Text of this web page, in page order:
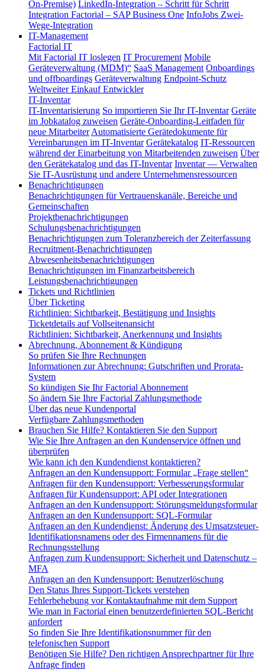
On-Premise) LinkedIn-Integration – Schritt für Schritt
Integration Factorial – SAP Business One InfoJobs Zwei-
Wege-Integration
IT-Management
Factorial IT
Mit Factorial IT loslegen IT Procurement Mobile
Geräteverwaltung (MDM)“ SaaS Management Onboardings
und offboardings Geräteverwaltung Endpoint-Schutz
Weltweiter EinkaufEntwickler
IT-Inventar
IT-Inventarisierung So importieren Sie Ihr IT-Inventar Geräte
im Jobkatalog zuweisen Geräte-Onboarding-Leitfaden für
neue Mitarbeiter Automatisierte Gerätedokumente für
Vereinbarungen im IT-Inventar Gerätekatalog IT-Ressourcen
während der Einarbeitung von Mitarbeitenden zuweisen Über
den Gerätekatalog und das IT-Inventar Inventar — Verwalten
Sie IT-Ausrüstung und andere Unternehmensressourcen
Benachrichtigungen
Benachrichtigungen für Vertrauenskanäle, Bereiche und
Gemeinschaften
Projektbenachrichtigungen
Schulungsbenachrichtigungen
Benachrichtigungen zum Toleranzbereich der Zeiterfassung
Recruitment-Benachrichtigungen
Abwesenheitsbenachrichtigungen
Benachrichtigungen im Finanzarbeitsbereich
Leistungsbenachrichtigungen
Tickets und Richtlinien
Über Ticketing
Richtlinien: Sichtbarkeit, Bestätigung und Insights
Ticketdetails auf Vollseitenansicht
Richtlinien: Sichtbarkeit, Anerkennung und Insights
Abrechnung, Abonnement & Kündigung
So prüfen Sie Ihre Rechnungen
Informationen zur Abrechnung: Gutschriften und Prorata-
System
So kündigen Sie Ihr Factorial Abonnement
So ändern Sie Ihre Factorial Zahlungsmethode
Über das neue Kundenportal
Verfügbare Zahlungsmethoden
Brauchen Sie Hilfe? Kontaktieren Sie den Support
Wie Sie Ihre Anfragen an den Kundenservice öffnen und
überprüfen
Wie kann ich den Kundendienst kontaktieren?
Anfragen an den Kundensupport: Formular „Frage stellen“
Anfragen für den Kundensupport: Verbesserungsformular
Anfragen für Kundensupport: API oder Integrationen
Anfragen an den Kundensupport: Störungsmeldungsformular
Anfragen an den Kundensupport: SQL-Formular
Anfragen an den Kundendienst: Änderung des Umsatzsteuer-
Identifikationsnamens oder des Firmennamens für die
Rechnungsstellung
Anfragen zum Kundensupport: Sicherheit und Datenschutz –
MFA
Anfragen an den Kundensupport: Benutzerlöschung
Den Status Ihres Support-Tickets verstehen
Fehlerbehebung vor Kontaktaufnahme mit dem Support
Wie man in Factorial einen benutzerdefinierten SQL-Bericht
anfordert
So finden Sie Ihre Identifikationsnummer für den
telefonischen Support
Benötigen Sie Hilfe? Den richtigen Ansprechpartner für Ihre
Anfrage finden